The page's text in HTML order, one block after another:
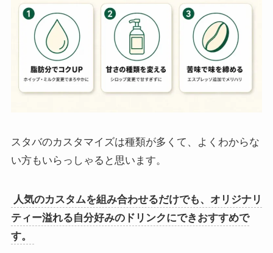
スタバのカスタマイズは種類が多くて、よくわからな
い方もいらっしゃると思います。
人気のカスタムを組み合わせるだけでも、オリジナリ
ティー溢れる自分好みのドリンクにできおすすめで
す。